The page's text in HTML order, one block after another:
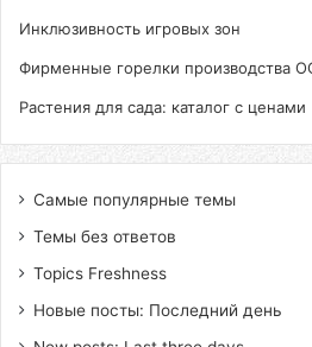
Инклюзивность игровых зон
Фирменные горелки производства
Растения для сада: каталог с ценами
Самые популярные темы
Темы без ответов
Topics Freshness
Новые посты: Последний день